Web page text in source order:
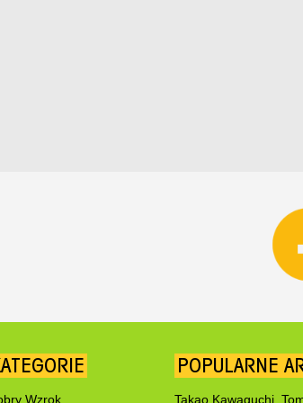
Wzrok
POPULARNE
Takao Kawaguchi,